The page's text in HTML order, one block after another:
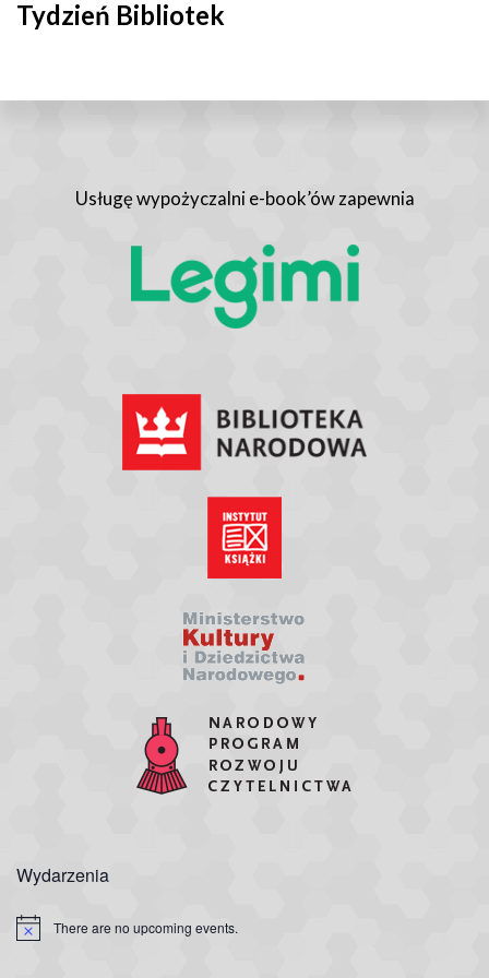
Tydzień Bibliotek
Usługę wypożyczalni e-book’ów zapewnia
Wydarzenia
There are no upcoming events.